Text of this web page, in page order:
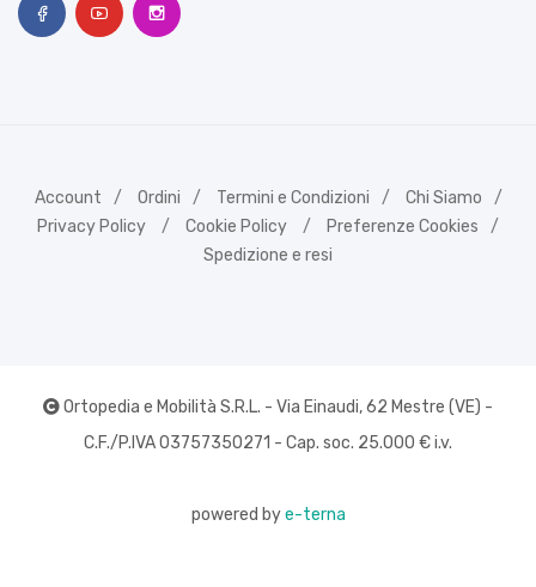
Account Ordini Termini e Condizioni
Chi Siamo
Privacy Policy
Cookie Policy
Preferenze Cookies
Spedizione e resi
Ortopedia e Mobilità S.R.L. - Via Einaudi, 62 Mestre (VE) -
C.F./P.IVA 03757350271 - Cap. soc. 25.000 € i.v.
powered bye-terna